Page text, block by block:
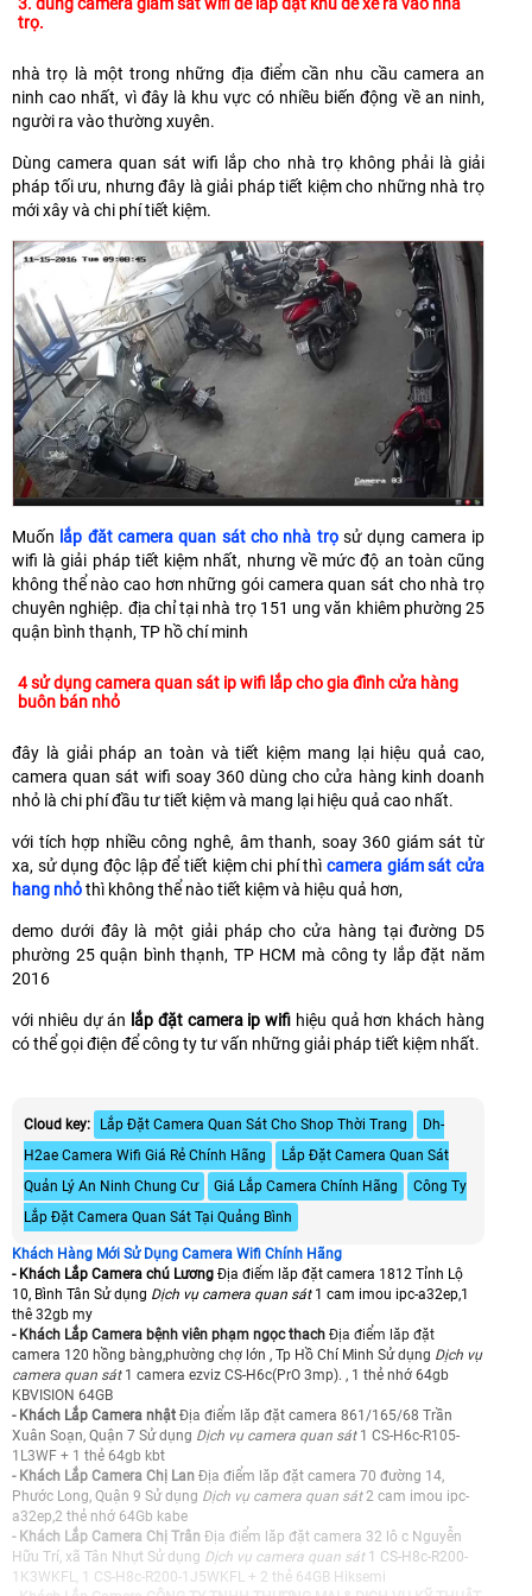
trọ.
nhà trọ là một trong những địa điểm cần nhu cầu camera an
ninh cao nhất, vì đây là khu vực có nhiều biến động về an ninh,
người ra vào thường xuyên.
Dùng camera quan sát wifi lắp cho nhà trọ không phải là giải
pháp tối ưu, nhưng đây là giải pháp tiết kiệm cho những nhà trọ
mới xây và chi phí tiết kiệm.
Muốn lắp đăt camera quan sát cho nhà trọsử dụng camera ip
wifi là giải pháp tiết kiệm nhất, nhưng về mức độ an toàn cũng
không thể nào cao hơn những gói camera quan sát cho nhà trọ
chuyên nghiệp. địa chỉ tại nhà trọ 151 ung văn khiêm phường 25
quận bình thạnh, TP hồ chí minh
4 sử dụng camera quan sát ip wifi lắp cho gia đình cửa hàng
buôn bán nhỏ
đây là giải pháp an toàn và tiết kiệm mang lại hiệu quả cao,
camera quan sát wifi soay 360 dùng cho cửa hàng kinh doanh
nhỏ là chi phí đầu tư tiết kiệm và mang lại hiệu quả cao nhất.
với tích hợp nhiều công nghê, âm thanh, soay 360 giám sát từ
xa, sử dụng độc lập để tiết kiệm chi phí thìcamera giám sát cửa
hang nhỏthì không thể nào tiết kiệm và hiệu quả hơn,
demo dưới đây là một giải pháp cho cửa hàng tại đường D5
phường 25 quận bình thạnh, TP HCM mà công ty lắp đặt năm
2016
với nhiêu dự án lắp đặt camera ip wifi hiệu quả hơn khách hàng
có thể gọi điện để công ty tư vấn những giải pháp tiết kiệm nhất.
Cloud key: Lắp Đặt Camera Quan Sát Cho Shop Thời Trang
Dh-
H2ae Camera Wifi Giá Rẻ Chính Hãng
Lắp Đặt Camera Quan Sát
Quản Lý An Ninh Chung Cư
Giá Lắp Camera Chính Hãng
Công Ty
Lắp Đặt Camera Quan Sát Tại Quảng Bình
Khách Hàng Mới Sử Dụng Camera Wifi Chính Hãng
- Khách Lắp Camera chú Lương Địa điểm lăp đặt camera 1812 Tỉnh Lộ
10, Bình Tân Sử dụng Dịch vụ camera quan sát 1 cam imou ipc-a32ep,1
thê 32gb my
- Khách Lắp Camera bệnh viên phạm ngọc thach Địa điểm lăp đặt
camera 120 hồng bàng,phường chợ lớn , Tp Hồ Chí Minh Sử dụng Dịch vụ
camera quan sát 1 camera ezviz CS-H6c(PrO 3mp). , 1 thẻ nhớ 64gb
KBVISION 64GB
- Khách Lắp Camera nhật Địa điểm lăp đặt camera 861/165/68 Trần
Xuân Soạn, Quận 7 Sử dụng Dịch vụ camera quan sát 1 CS-H6c-R105-
1L3WF + 1 thẻ 64gb kbt
- Khách Lắp Camera Chị Lan Địa điểm lăp đặt camera 70 đường 14,
Phước Long, Quận 9 Sử dụng Dịch vụ camera quan sát2 cam imou ipc-
a32ep,2 thẻ nhớ 64Gb kabe
- Khách Lắp Camera Chị Trân Địa điểm lăp đặt camera 32 lô c Nguyễn
Hữu Trí, xã Tân Nhựt Sử dụng Dịch vụ camera quan sát 1 CS-H8c-R200-
1K3WKFL, 1 CS-H8c-R200-1J5WKFL + 2 thẻ 64GB Hiksemi